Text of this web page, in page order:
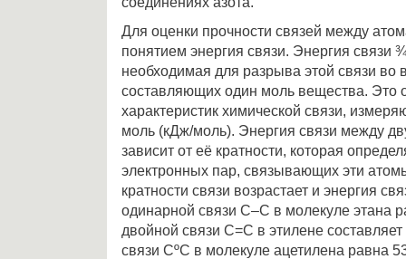
Для оценки прочности связей между
понятием энергия связи. Энергия связи
необходимая для разрыва этой связи во
составляющих один моль вещества. Это
характеристик химической связи,
моль (кДж/моль). Энергия связи между
зависит от её кратности, которая
электронных пар, связывающих эти
кратности связи возрастает и энергия
одинарной связи C–C в молекуле этана
двойной связи C=C в этилене
связи CºC в молекуле ацетилена равна